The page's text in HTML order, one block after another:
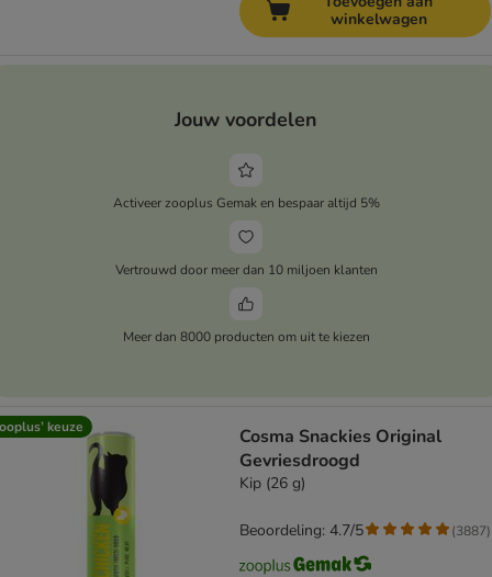
winkelwagen
Jouw voordelen
Activeer zooplus Gemak en bespaar altijd 5%
Vertrouwd door meer dan 10 miljoen klanten
Meer dan 8000 producten om uit te kiezen
keuze
Cosma Snackies Original
Gevriesdroogd
Kip (26 g)
Beoordeling: 4.7/5 (3887)